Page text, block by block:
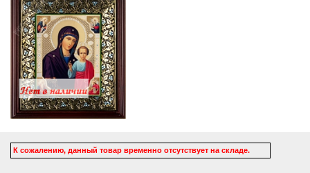
К сожалению, данный товар временно отсутствует на складе.